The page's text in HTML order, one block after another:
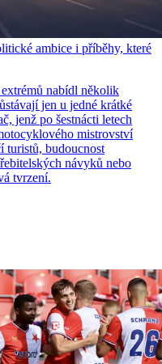
ambice i příběhy, které
nabídl několik
jen u jedné krátké
jenž po šestnácti letech
mistrovství
turistů, budoucnost
návyků nebo
tvrzení.